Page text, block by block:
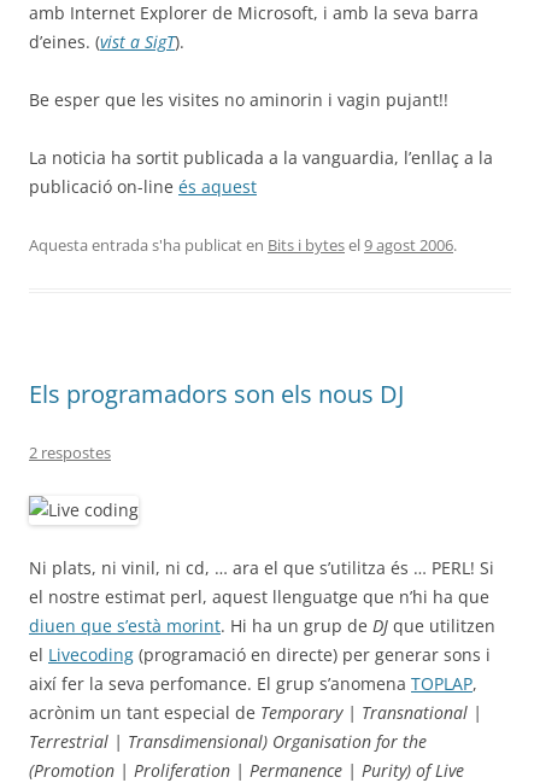
amb Internet Explorer de Microsoft, i amb la seva barra
d’eines. (vist a SigT).
Be esper que les visites no aminorin i vagin pujant!!
La noticia ha sortit publicada a la vanguardia, l’enllaç a la
publicació on-line és aquest
Aquesta entrada s'ha publicat en Bits i bytesel9 agost 2006.
Els programadors son els nous DJ
2 respostes
Ni plats, ni vinil, ni cd, … ara el que s’utilitza és … PERL! Si
el nostre estimat perl, aquest llenguatge que n’hi ha que
diuen que s’està morint. Hi ha un grup de DJ que utilitzen
el Livecoding (programació en directe) per generar sons i
així fer la seva perfomance. El grup s’anomena TOPLAP,
acrònim un tant especial de Temporary | Transnational |
Terrestrial | Transdimensional) Organisation for the
(Promotion | Proliferation | Permanence | Purity) of Live